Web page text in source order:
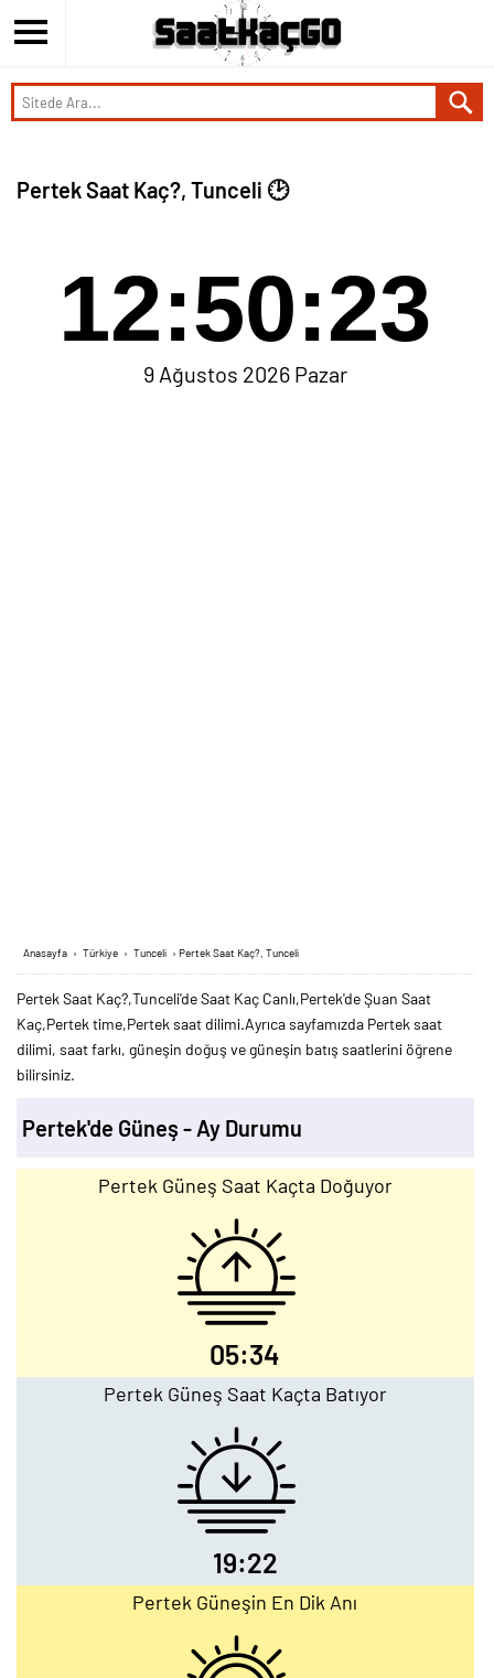
Pertek Saat Kaç?, Tunceli 🕑
12:50:23
9 Ağustos 2026 Pazar
Anasayfa › Türkiye › Tunceli › Pertek Saat Kaç?, Tunceli
Pertek Saat Kaç?,Tunceli'de Saat Kaç Canlı,Pertek'de Şuan Saat
Kaç,Pertek time,Pertek saat dilimi.Ayrıca sayfamızda Pertek saat
dilimi, saat farkı, güneşin doğuş ve güneşin batış saatlerini öğrene
bilirsiniz.
Pertek'de Güneş - Ay Durumu
Pertek Güneş Saat Kaçta Doğuyor
05:34
Pertek Güneş Saat Kaçta Batıyor
19:22
Pertek Güneşin En Dik Anı